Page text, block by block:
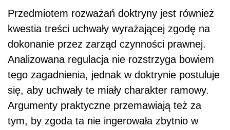
Przedmiotem rozważań doktryny jest również
kwestia treści uchwały wyrażającej zgodę na
dokonanie przez zarząd czynności prawnej.
Analizowana regulacja nie rozstrzyga bowiem
tego zagadnienia, jednak w doktrynie postuluje
się, aby uchwały te miały charakter ramowy.
Argumenty praktyczne przemawiają też za
tym, by zgoda ta nie ingerowała zbytnio w